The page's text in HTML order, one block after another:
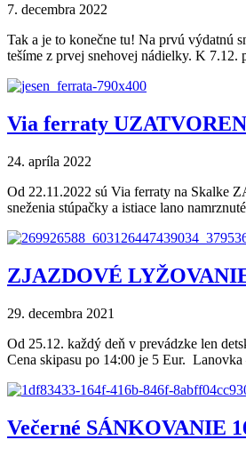
7. decembra 2022
Tak a je to konečne tu! Na prvú výdatnú
tešíme z prvej snehovej nádielky. K
Via ferraty
24. apríla 2022
Od 22.11.2022 sú Via ferraty na Skalke
sneženia stúpačky a istiace lano
ZJAZDOVÉ
29. decembra 2021
Od 25.12. každý deň v prevádzke len
Cena skipasu po 14:00 je 5 Eur.
Večerné SÁNKOVANIE